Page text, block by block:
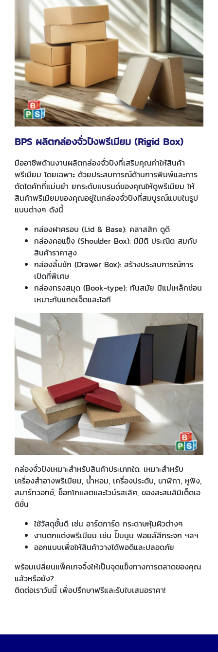
BPS ผลิตกล่องจั่วปังพรีเมียม (Rigid Box)
มืออาชีพด้านงานผลิตกล่องจั่วปังที่เสริมคุณค่าให้สินค้า
พรีเมียม โดยเฉพาะ ด้วยประสบการณ์ด้านการพิมพ์และการ
ตัดไดคัทที่แม่นยำ ยกระดับแบรนด์ของคุณให้ดูพรีเมียม ให้
สินค้าพรีเมียมของคุณอยู่ในกล่องจั่วปังที่สมบูรณ์แบบในรูป
แบบต่างๆ ดังนี้
กล่องฝาครอบ (Lid & Base): คลาสสิก ดูดี
กล่องคอแข็ง (Shoulder Box): มีมิติ ประณีต สมกับ
สินค้าราคาสูง
กล่องลิ้นชัก (Drawer Box): สร้างประสบการณ์การ
เปิดที่พิเศษ
กล่องทรงสมุด (Book-type): ทันสมัย มีแม่เหล็กซ่อน
เหมาะกับแกดเจ็ตและไอที
กล่องจั่วปังเหมาะสำหรับสินค้าประเภทใด: เหมาะสำหรับ
เครื่องสำอางพรีเมียม, น้ำหอม, เครื่องประดับ, นาฬิกา, หูฟัง,
สมาร์ทวอทช์, ช็อกโกแลตและไวน์รสเลิศ, ของสะสมลิมิเต็ดเอ
ดิชั่น
ใช้วัสดุชั้นดี เช่น อาร์ตการ์ด กระดาษหุ้มผิวต่างๆ
งานตกแต่งพรีเมียม เช่น ปั๊มนูน ฟอยล์สีกระจก ฯลฯ
ออกแบบเพื่อให้สินค้าวางได้พอดีและปลอดภัย
พร้อมเปลี่ยนแพ็คเกจจิ้งให้เป็นจุดแข็งทางการตลาดของคุณ
แล้วหรือยัง?
ติดต่อเราวันนี้ เพื่อปรึกษาฟรีและรับใบเสนอราคา!